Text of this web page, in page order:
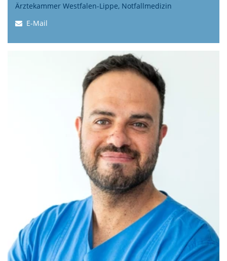
Ärztekammer Westfalen-Lippe, Notfallmedizin
E-Mail